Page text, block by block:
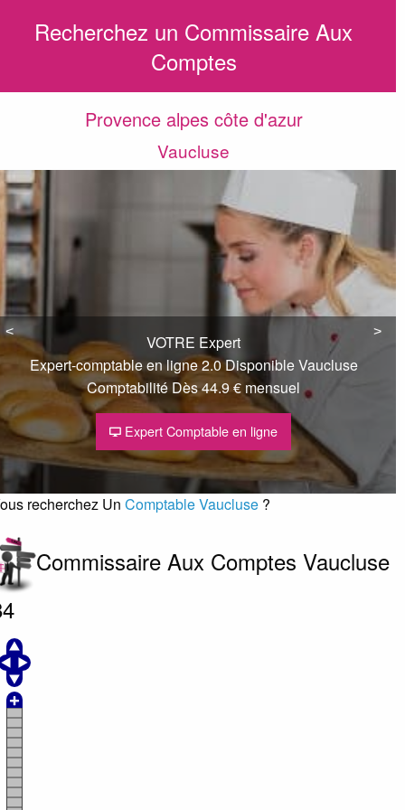
Recherchez un Commissaire Aux
Comptes
Provence alpes côte d'azur
Vaucluse
<
< >
>
VOTRE Expert
Expert-comptable en ligne 2.0 Disponible Vaucluse
Comptabilité Dès 44.9 € mensuel
Expert Comptable en ligne
recherchez Un Comptable Vaucluse ?
Commissaire Aux Comptes Vaucluse